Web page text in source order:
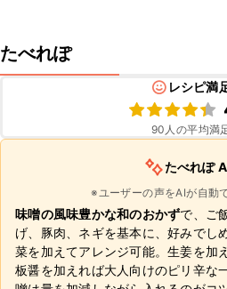
たべれぽ
レシピ満
90 人の平均満
たべれぽ
※ユーザーの声をAIが自動
味噌の風味豊かな和のおかずで、ご
げ、豚肉、ネギを基本に、好みでし
菜を加えてアレンジ可能。生姜を加
板醤を加えれば大人向けのピリ辛な